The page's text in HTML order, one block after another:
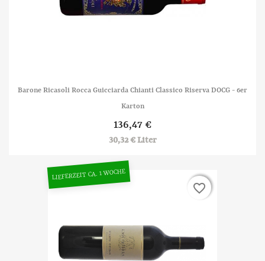
Barone Ricasoli Rocca Guicciarda Chianti Classico Riserva DOCG - 6er
Karton
136,47 €
30,32 € Liter
LIEFERZEIT CA. 1 WOCHE
favorite_border
favorite_border